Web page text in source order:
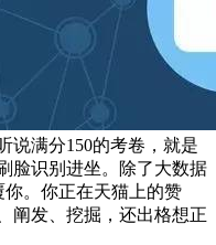
说满分150的考卷，就是
脸识别进坐。除了大数据
。你正在天猫上的赞
阐发、挖掘，还出格想正